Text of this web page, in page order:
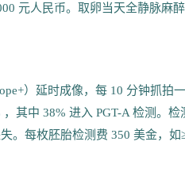
元人民币。取卵当天全静脉麻
）延时成像，每 10 分钟抓拍一
其中 38% 进入 PGT-A 检测。检
。每枚胚胎检测费 350 美金，如